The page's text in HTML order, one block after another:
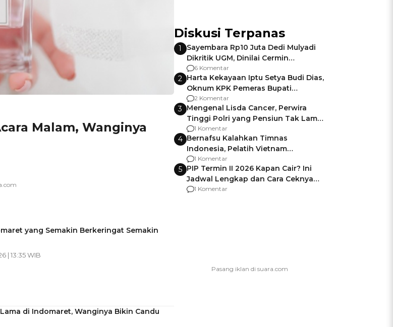
Malam, Wanginya
yang Semakin Berkeringat Semakin
| 13:35 WIB
di Indomaret, Wanginya Bikin Candu
Diskusi Terpanas
1
Sayembara Rp10 Juta Dedi Mulyadi
Dikritik UGM, Dinilai Cermin
Gagalnya Negara Jamin Keamanan
6 Komentar
2 Harta Kekayaan Iptu Setya Budi Dias,
Oknum KPK Pemeras Bupati
Pemalang
2 Komentar
3 Mengenal Lisda Cancer, Perwira
Tinggi Polri yang Pensiun Tak Lama
Usai Jadi Brigjen
1 Komentar
4 Bernafsu Kalahkan Timnas
Indonesia, Pelatih Vietnam
Berencana Pakai Jimat di Pakansari
1 Komentar
5 PIP Termin II 2026 Kapan Cair? Ini
Jadwal Lengkap dan Cara Ceknya
agar Dana Tidak Hangus!
1 Komentar